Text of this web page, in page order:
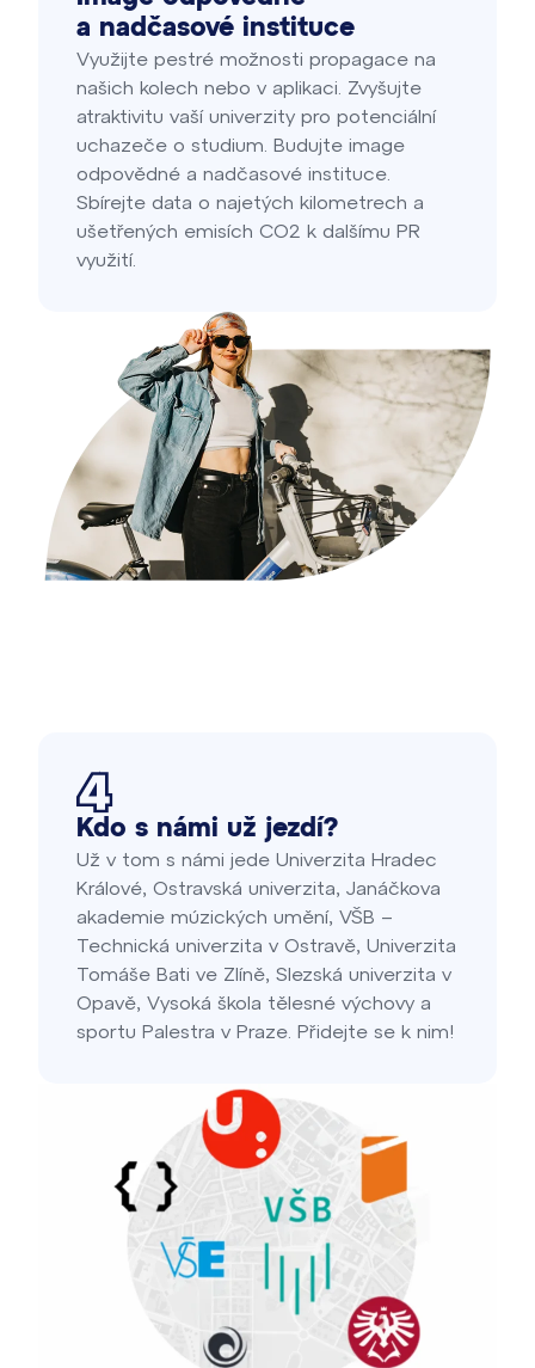
a nadčasové instituce
Využijte pestré možnosti propagace na
našich kolech nebo v aplikaci. Zvyšujte
atraktivitu vaší univerzity pro potenciální
uchazeče o studium. Budujte image
odpovědné a nadčasové instituce.
Sbírejte data o najetých kilometrech a
ušetřených emisích CO2 k dalšímu PR
využití.
Kdo s námi už jezdí?
Už v tom s námi jede Univerzita Hradec
Králové, Ostravská univerzita, Janáčkova
akademie múzických umění, VŠB –
Technická univerzita v Ostravě, Univerzita
Tomáše Bati ve Zlíně, Slezská univerzita v
Opavě, Vysoká škola tělesné výchovy a
sportu Palestra v Praze. Přidejte se k nim!